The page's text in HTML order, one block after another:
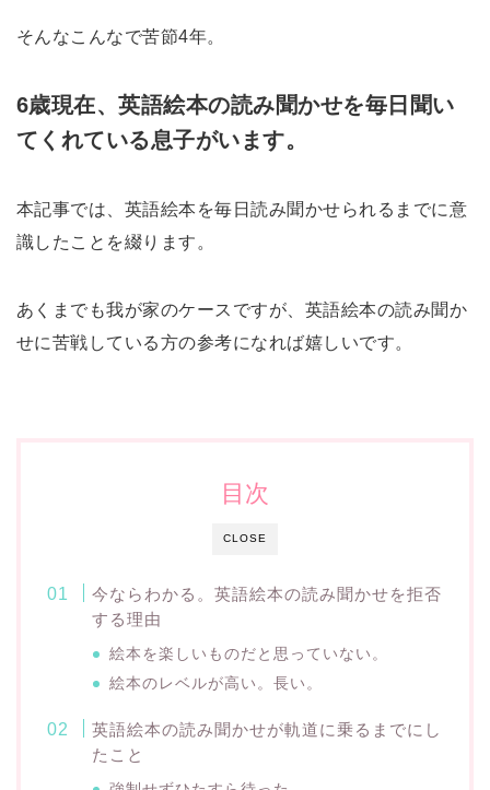
そんなこんなで苦節4年。
6歳現在、英語絵本の読み聞かせを毎日聞い
てくれている息子がいます。
本記事では、英語絵本を毎日読み聞かせられるまでに意
識したことを綴ります。
あくまでも我が家のケースですが、英語絵本の読み聞か
せに苦戦している方の参考になれば嬉しいです。
CLOSE
目次
今ならわかる。英語絵本の読み聞かせを拒否
する理由
絵本を楽しいものだと思っていない。
絵本のレベルが高い。長い。
英語絵本の読み聞かせが軌道に乗るまでにし
たこと